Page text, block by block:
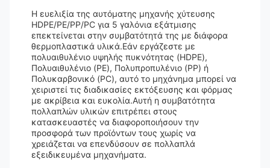
Η ευελιξία της αυτόματης μηχανής χύτευσης
HDPE/PE/PP/PC για 5 γαλόνια εξάτμισης
επεκτείνεται στην συμβατότητά της με διάφορα
θερμοπλαστικά υλικά.Εάν εργάζεστε με
πολυαιθυλένιο υψηλής πυκνότητας (HDPE),
Πολυαιθυλένιο (PE), Πολυπροπυλένιο (PP) ή
Πολυκαρβονικό (PC), αυτό το μηχάνημα μπορεί να
χειριστεί τις διαδικασίες εκτόξευσης και φόρμας
με ακρίβεια και ευκολία.Αυτή η συμβατότητα
πολλαπλών υλικών επιτρέπει στους
κατασκευαστές να διαφοροποιήσουν την
προσφορά των προϊόντων τους χωρίς να
χρειάζεται να επενδύσουν σε πολλαπλά
εξειδικευμένα μηχανήματα.